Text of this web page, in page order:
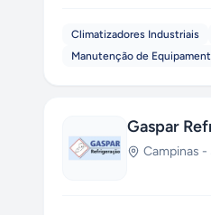
Climatizadores Industriais
Manutenção de
Gaspar
Campinas -